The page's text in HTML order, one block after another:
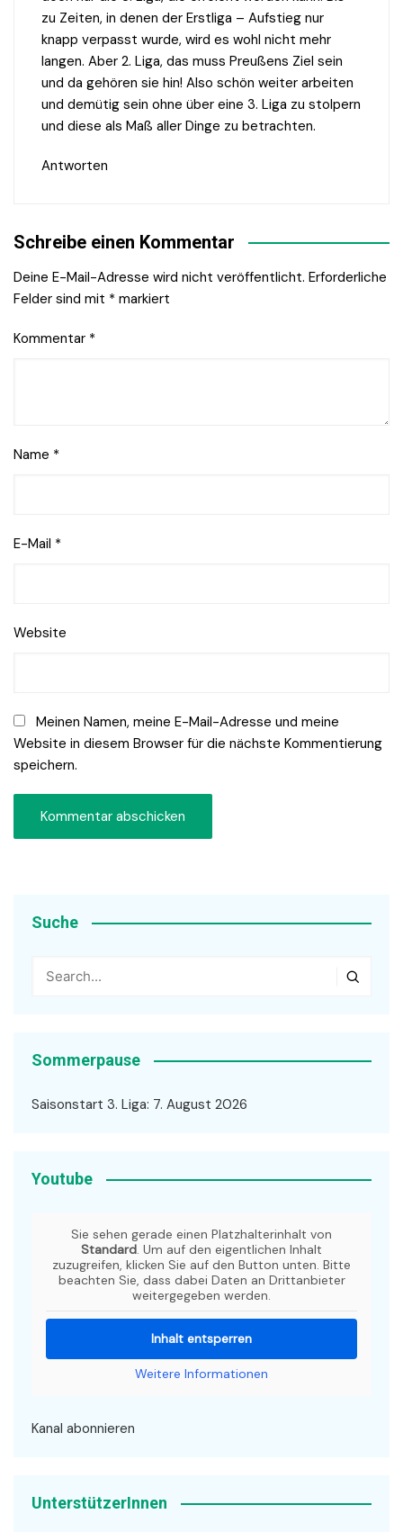
zu Zeiten, in denen der Erstliga – Aufstieg nur
knapp verpasst wurde, wird es wohl nicht mehr
langen. Aber 2. Liga, das muss Preußens Ziel sein
und da gehören sie hin! Also schön weiter arbeiten
und demütig sein ohne über eine 3. Liga zu stolpern
und diese als Maß aller Dinge zu betrachten.
Antworten
Schreibe einen Kommentar
Deine E-Mail-Adresse wird nicht veröffentlicht. Erforderliche
Felder sind mit * markiert
Kommentar *
Name *
E-Mail *
Website
Meinen Namen, meine E-Mail-Adresse und meine
Website in diesem Browser für die nächste Kommentierung
speichern.
Suche
Sommerpause
Saisonstart 3. Liga: 7. August 2026
Youtube
Sie sehen gerade einen Platzhalterinhalt von
Standard. Um auf den eigentlichen Inhalt
zuzugreifen, klicken Sie auf den Button unten. Bitte
beachten Sie, dass dabei Daten an Drittanbieter
weitergegeben werden.
Inhalt entsperren
Weitere Informationen
Kanal abonnieren
UnterstützerInnen